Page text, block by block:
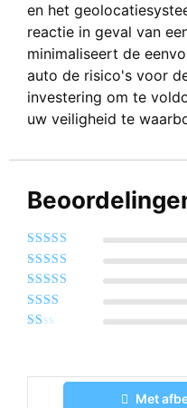
en het
reactie in geval van
minimaliseert de
auto de risico's voor
investering om te
uw veiligheid te
Beoordeeld
sterren
Beoordeeld
de 5 sterren
Beoordeeld
van de 5
Beoordeeld
van
Met